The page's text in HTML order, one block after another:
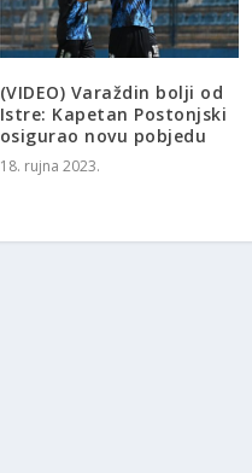
(VIDEO) Varaždin bolji od
Istre: Kapetan Postonjski
osigurao novu pobjedu
18. rujna 2023.